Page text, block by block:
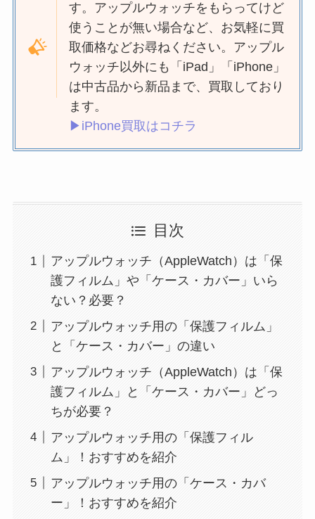
す。アップルウォッチをもらってけど
使うことが無い場合など、お気軽に買
取価格などお尋ねください。アップル
ウォッチ以外にも「iPad」「iPhone」
は中古品から新品まで、買取しており
ます。
▶iPhone買取はコチラ
目次
アップルウォッチ（AppleWatch）は「保
護フィルム」や「ケース・カバー」いら
ない？必要？
アップルウォッチ用の「保護フィルム」
と「ケース・カバー」の違い
アップルウォッチ（AppleWatch）は「保
護フィルム」と「ケース・カバー」どっ
ちが必要？
アップルウォッチ用の「保護フィル
ム」！おすすめを紹介
アップルウォッチ用の「ケース・カバ
ー」！おすすめを紹介